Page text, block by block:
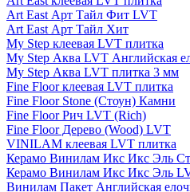
Art East Арт Тайл Фит LVT
Art East Арт Тайл Хит
My Step клеевая LVT плитка
My Step Аква LVT Английская
My Step Аква LVT плитка 3 мм
Fine Floor клеевая LVT плитка
Fine Floor Stone (Стоун) Камни
Fine Floor Рич LVT (Rich)
Fine Floor Дерево (Wood) LVT
VINILAM клеевая LVT плитка
Керамо Винилам Икс Икс Эль
Керамо Винилам Икс Икс Эль
Винилам Пакет Английская